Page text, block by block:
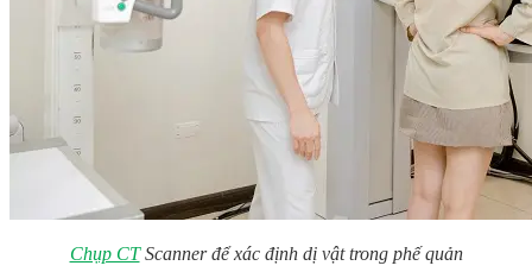
Chụp CTScanner để xác định dị vật trong phế quản